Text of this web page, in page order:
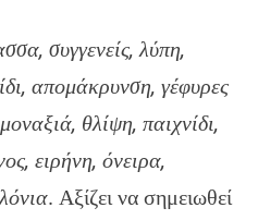
συγγενείς, λύπη,
απομάκρυνση, γέφυρες
θλίψη, παιχνίδι,
ειρήνη, όνειρα,
. Αξίζει να σημειωθεί